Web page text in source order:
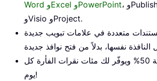
Word وExcel وPowerPoint، وPublisher وAccess
وVisio وProject.
متعددة في علامات تبويب جديدة
يزيد إنتاجيتك بنسبة 50% ويوفّر لك مئات نقرات الفأرة كل
يوم!